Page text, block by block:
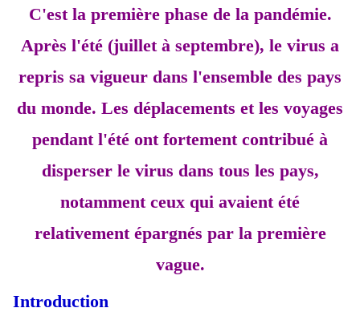
C'est la première phase de la pandémie.
Après l'été (juillet à septembre), le virus a
repris sa vigueur dans l'ensemble des pays
du monde. Les déplacements et les voyages
pendant l'été ont fortement contribué à
disperser le virus dans tous les pays,
notamment ceux qui avaient été
relativement épargnés par la première
vague.
Introduction